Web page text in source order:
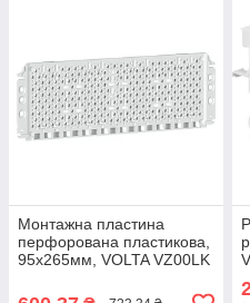
Монтажна пластина
перфорована пластикова,
95х265мм, VOLTA VZ00LK
мультимедійна, шафа